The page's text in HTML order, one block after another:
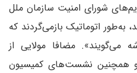
شورای امنیت سازمان ملل
به‌طور اتوماتیک بازمی‌گردند که
می‌گویند». مضافا مولایی از
و همچنین نشست‌های کمیسیون